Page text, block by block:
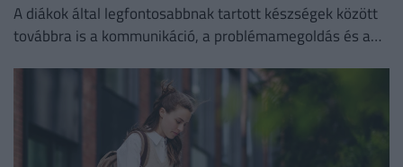
A diákok által legfontosabbnak tartott készségek között
továbbra is a kommunikáció, a problémamegoldás és a